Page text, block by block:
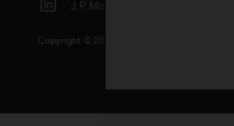
J.P. Morgan
Copyright © 2026 JPMorgan Chase & Co.,